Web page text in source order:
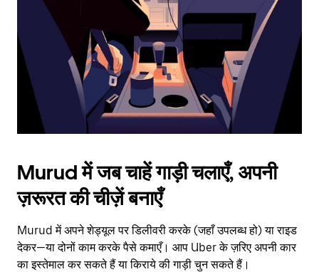
the
calendar.
Murud में जब चाहें गाड़ी चलाएँ, अपनी
ज़रूरत की चीज़ें बनाएँ
Murud में अपने शेड्यूल पर डिलीवरी करके (जहाँ उपलब्ध हो) या राइड
देकर—या दोनों काम करके पैसे कमाएँ। आप Uber के ज़रिए अपनी कार
का इस्तेमाल कर सकते हैं या किराये की गाड़ी चुन सकते हैं।